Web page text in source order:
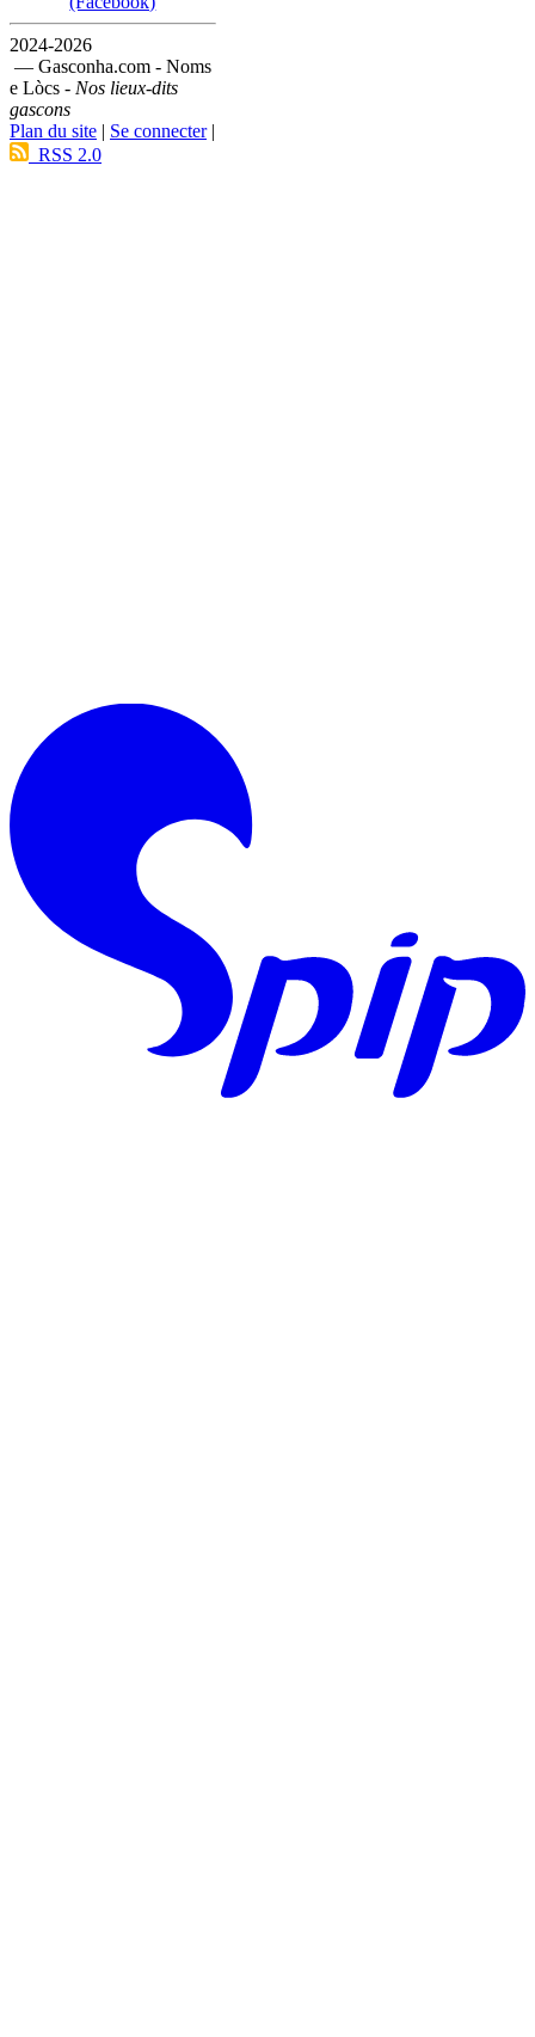
2024-2026
— Gasconha.com - Noms
e Lòcs - Nos lieux-dits
gascons
Plan du site | Se connecter|
RSS 2.0